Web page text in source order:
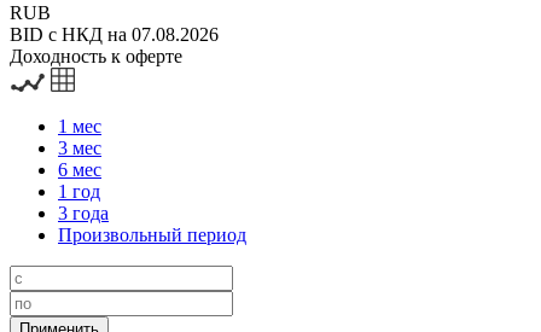
RUB
BID с НКД на 07.08.2026
Доходность к оферте
1 мес
3 мес
6 мес
1 год
3 года
Произвольный период